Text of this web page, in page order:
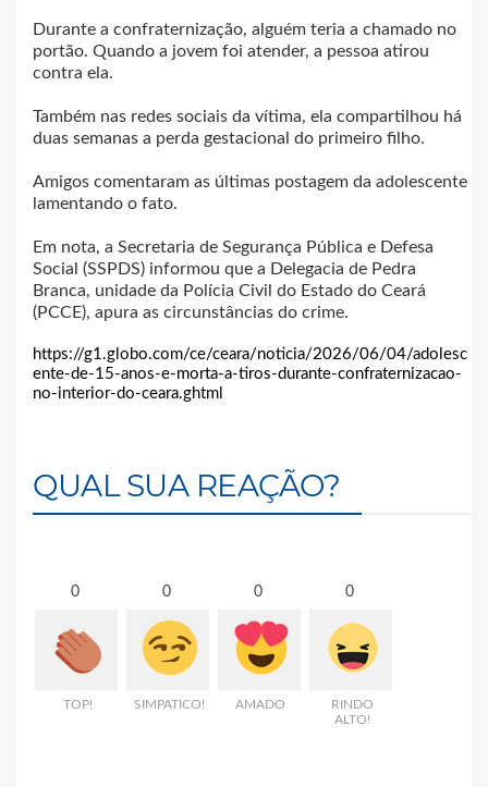
Durante a confraternização, alguém teria a chamado no
portão. Quando a jovem foi atender, a pessoa atirou
contra ela.
Também nas redes sociais da vítima, ela compartilhou há
duas semanas a perda gestacional do primeiro filho.
Amigos comentaram as últimas postagem da adolescente
lamentando o fato.
Em nota, a Secretaria de Segurança Pública e Defesa
Social (SSPDS) informou que a Delegacia de Pedra
Branca, unidade da Polícia Civil do Estado do Ceará
(PCCE), apura as circunstâncias do crime.
https://g1.globo.com/ce/ceara/noticia/2026/06/04/adolesc
ente-de-15-anos-e-morta-a-tiros-durante-confraternizacao-
no-interior-do-ceara.ghtml
QUAL SUA REAÇÃO?
0
TOP!
0
SIMPATICO!
0
AMADO
0
RINDO
ALTO!